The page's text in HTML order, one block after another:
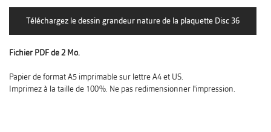
Fichier PDF de 2 Mo.
Papier de format A5 imprimable sur lettre A4 et US.
Imprimez à la taille de 100%. Ne pas redimensionner l'impression.